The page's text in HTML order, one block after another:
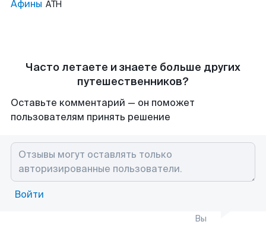
Афины ATH
Часто летаете и знаете больше других
путешественников?
Оставьте комментарий — он поможет
пользователям принять решение
Войти
Вы